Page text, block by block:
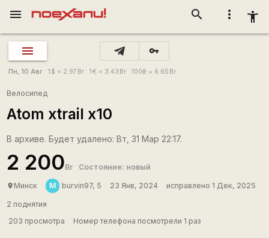
more_vert accessibility_new
search
menu
vpn_key
Пн, 10 Авг 1 $ = 2.97 Br 1€ = 3.43 Br 100₴ = 6.65 Br
Велосипед
Atom xtrail x10
В архиве. Будет удалено: Вт, 31 Мар 22:17.
2 200Br Состояние: новый
place Минск M burvin97, 5 23 Янв, 2024 исправлено 1 Дек, 2025
2 поднятия
203 просмотра
Номер телефона посмотрели 1 раз